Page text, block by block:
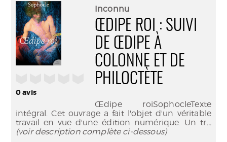
0avis
Inconnu
ŒDIPE ROI : SUIVI
DE ŒDIPE À
COLONNE ET DE
PHILOCTÈTE
Œdipe roiSophocleTexte
intégral. Cet ouvrage a fait l'objet d'un véritable
travail en vue d'une édition numérique. Un tr...
(voir description complète ci-dessous)